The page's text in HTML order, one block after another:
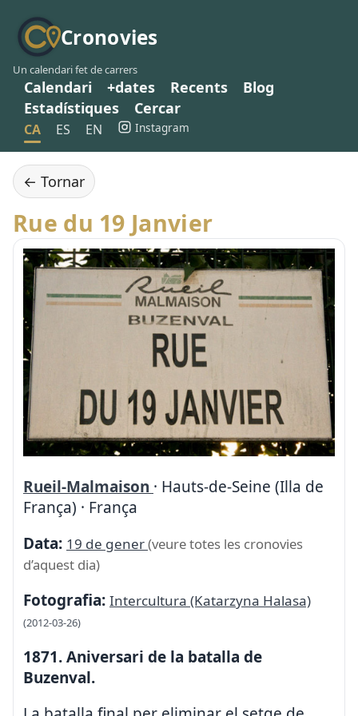
Cronovies
Un calendari fet de carrers
Calendari +dates Recents
Blog
Estadístiques
Cercar
CA ES EN Instagram
← Tornar
Rue du 19 Janvier
Rueil-Malmaison · Hauts-de-Seine (Illa de
França) · França
Data: 19 de gener(veure totes les cronovies
d’aquest dia)
Fotografia: Intercultura (Katarzyna Halasa)
(2012-03-26)
1871. Aniversari de la batalla de
Buzenval.